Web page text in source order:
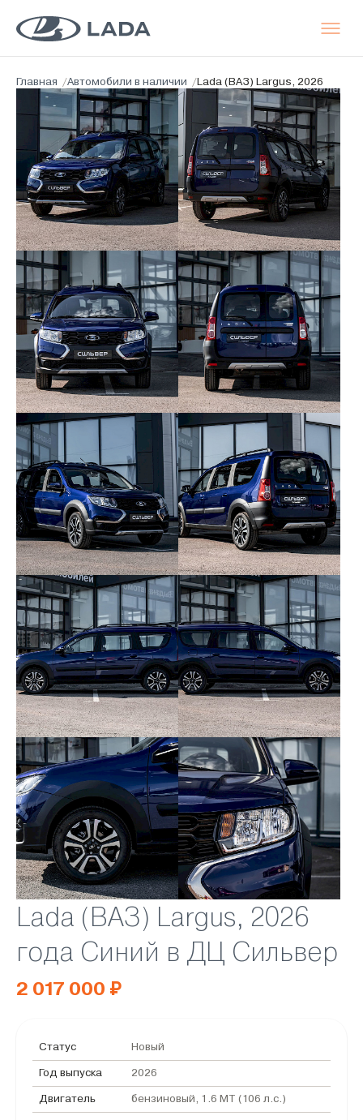
Главная /Автомобили в наличии / Lada (ВАЗ) Largus, 2026
Lada (ВАЗ) Largus, 2026
года Синий в ДЦ Сильвер
2 017 000 ₽
Статус Новый
Год выпуска 2026
Двигатель бензиновый, 1.6 MT (106 л.с.)